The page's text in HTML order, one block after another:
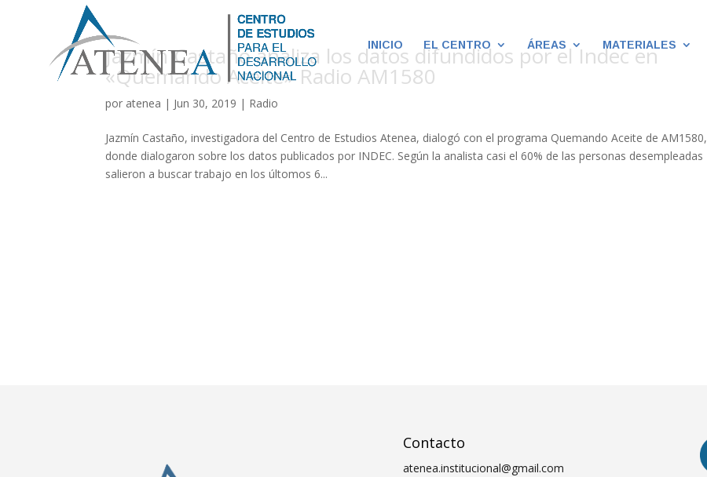
INICIO EL CENTRO ÁREAS MATERIALES
Jazmín Castaño analiza los datos difundidos por el Indec en
«Quemando Aceite» Radio AM1580
por atenea | Jun 30, 2019 | Radio
Jazmín Castaño, investigadora del Centro de Estudios Atenea, dialogó con el programa Quemando Aceite de AM1580,
donde dialogaron sobre los datos publicados por INDEC. Según la analista casi el 60% de las personas desempleadas
salieron a buscar trabajo en los últomos 6...
Contacto
atenea.institucional@gmail.com